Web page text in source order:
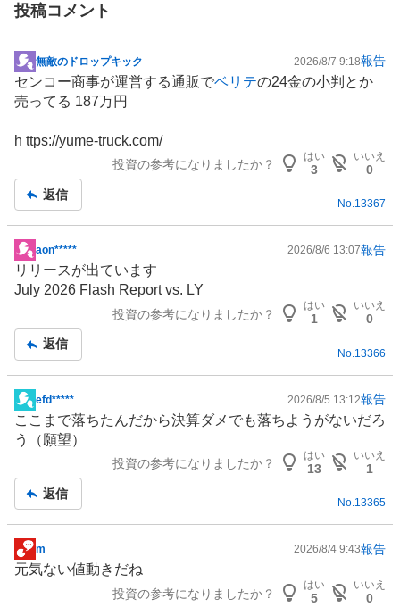
投稿コメント
掲
示
板
事
無敵のドロップキック 2026/8/7 9:18報告
センコー商事が運営する通販でベリテの24金の小判とか
売ってる 187万円
h ttps://yume-truck.com/
投資の参考になりましたか？
はい
3
いいえ
0
返信
No.13367
掲
示
板
aon***** 2026/8/6 13:07報告
リリースが出ています
July 2026 Flash Report vs. LY
投資の参考になりましたか？
はい
1
いいえ
0
返信
No. 13366
掲
示
板
efd***** 2026/8/5 13:12報告
ここまで落ちたんだから決算ダメでも落ちようがないだろ
う（願望）
投資の参考になりましたか？
はい
13
いいえ
1
返信
No.13365
掲
示
m 2026/8/4 9:43報告
元気ない値動きだね
投資の参考になりましたか？
はい
5
いいえ
0